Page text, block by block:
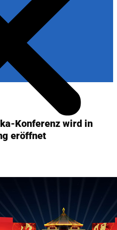
Konferenz wird in
eröffnet